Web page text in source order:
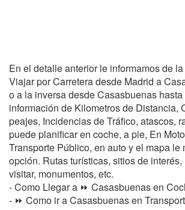
En el detalle anterior le informamos de
Viajar por Carretera desde Madrid a
o a la inversa desde Casasbuenas
información de Kilometros de Distancia,
peajes, Incidencias de Tráfico, atascos,
puede planificar en coche, a pie, En
Transporte Público, en auto y el mapa le
opción. Rutas turísticas, sitios de
visitar, monumentos, etc.
- Como Llegar a ⏩ Casasbuenas en
- ⏩ Como ir a Casasbuenas en